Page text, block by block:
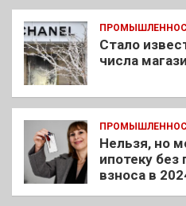
Стало
числа
Нельзя, но
ипотеку без
взноса в